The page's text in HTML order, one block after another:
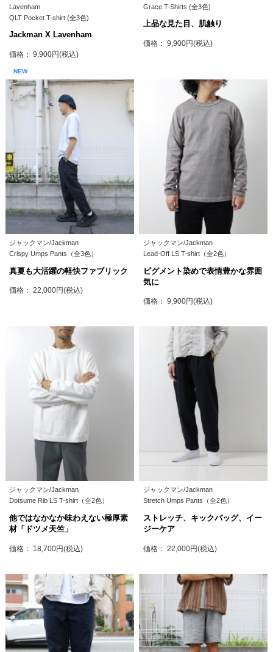
Lavenham
QLT Pocket T-shirt (全3色)
Jackman X Lavenham
価格： 9,900円(税込)
Grace T-Shirts (全3色)
上品な見た目、肌触り
価格： 9,900円(税込)
NEW
ジャックマン/Jackman
Crispy Umps Pants（全3色）
真夏も大活躍の軽快ファブリック
価格： 22,000円(税込)
ジャックマン/Jackman
Lead-Off LS T-shirt（全2色）
ピグメント染めで表情豊かな雰囲
気に
価格： 9,900円(税込)
ジャックマン/Jackman
Dotsume Rib LS T-shirt（全2色）
他ではなかなか味わえない極厚素
材「ドツメ天竺」
価格： 18,700円(税込)
ジャックマン/Jackman
Stretch Umps Pants（全2色）
ストレッチ、キックバッグ、イー
ジーケア
価格： 22,000円(税込)